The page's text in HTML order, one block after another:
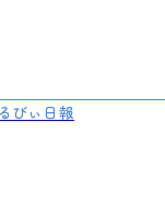
びぃ日報